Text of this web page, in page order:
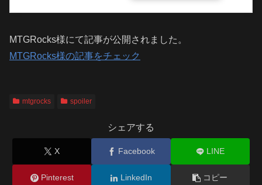
MTGRocks様にて記事が公開されました。
MTGRocks様の記事をチェック
mtgrocks spoiler
シェアする
X Facebook LINE
Pinterest LinkedIn コピー